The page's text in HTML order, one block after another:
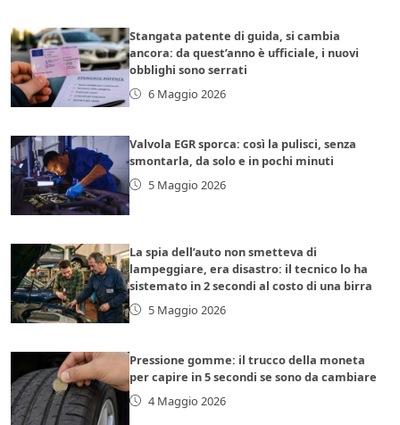
Stangata patente di guida, si cambia
ancora: da quest’anno è ufficiale, i nuovi
obblighi sono serrati
6 Maggio 2026
Valvola EGR sporca: così la pulisci, senza
smontarla, da solo e in pochi minuti
5 Maggio 2026
La spia dell’auto non smetteva di
lampeggiare, era disastro: il tecnico lo ha
sistemato in 2 secondi al costo di una birra
5 Maggio 2026
Pressione gomme: il trucco della moneta
per capire in 5 secondi se sono da cambiare
4 Maggio 2026